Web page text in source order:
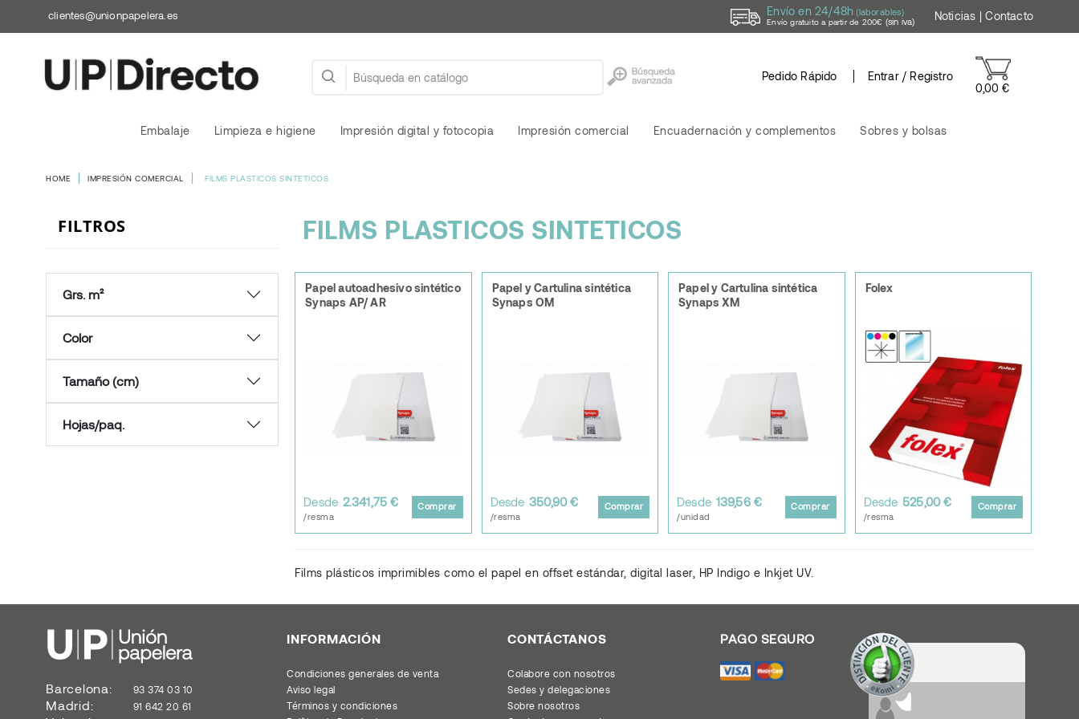
clientes@unionpapelera.es Envío en 24/48h (laborables)
Envío gratuito a partir de 200€ (sin iva) Noticias |Contacto
0,00 €
Entrar / Registro
Pedido Rápido
Embalaje Limpieza e higiene Impresión digital y fotocopia Impresión comercial Encuadernación y complementos Sobres y bolsas
HOME IMPRESIÓN COMERCIAL FILMS PLASTICOS SINTETICOS
FILTROS
Grs. m²
Color
Tamaño (cm)
Hojas/paq.
FILMS PLASTICOS SINTETICOS
Papel autoadhesivo sintético
Synaps AP/ AR
Desde 2.341,75 €
/resma
Comprar
Papel y Cartulina sintética
Synaps OM
Desde 350,90 €
/resma
Comprar
Papel y Cartulina sintética
Synaps XM
Desde 139,56 €
/unidad
Comprar
Folex
Desde 525,00 €
/resma
Comprar
Films plásticos imprimibles como el papel en offset estándar, digital laser, HP Indigo e Inkjet UV.
Barcelona: 93 374 03 10
Madrid: 91 642 20 61
INFORMACIÓN
Condiciones generales de venta
Aviso legal
Términos y condiciones
CONTÁCTANOS
Colabore con nosotros
Sedes y delegaciones
Sobre nosotros
Valoración De Clientes